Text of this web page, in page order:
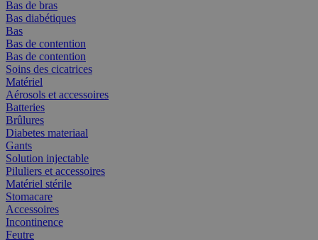
Bas de bras
Bas diabétiques
Bas
Bas de contention
Bas de contention
Soins des cicatrices
Matériel
Aérosols et accessoires
Batteries
Brûlures
Diabetes materiaal
Gants
Solution injectable
Piluliers et accessoires
Matériel stérile
Stomacare
Accessoires
Incontinence
Feutre